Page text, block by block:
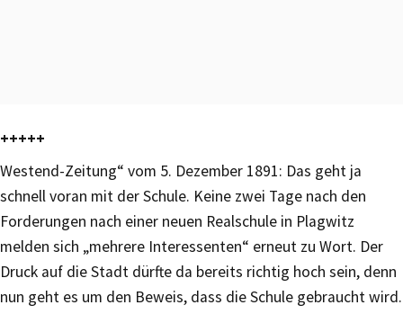
+++++
Westend-Zeitung“ vom 5. Dezember 1891: Das geht ja
schnell voran mit der Schule. Keine zwei Tage nach den
Forderungen nach einer neuen Realschule in Plagwitz
melden sich „mehrere Interessenten“ erneut zu Wort. Der
Druck auf die Stadt dürfte da bereits richtig hoch sein, denn
nun geht es um den Beweis, dass die Schule gebraucht wird.